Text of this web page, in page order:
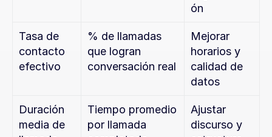
ón
Tasa de
contacto
efectivo
% de llamadas
que logran
conversación real
Mejorar
horarios y
calidad de
datos
Duración
media de
Tiempo promedio
por llamada
Ajustar
discurso y